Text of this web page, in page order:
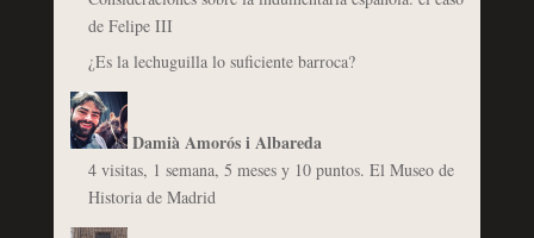
de Felipe III
¿Es la lechuguilla lo suficiente barroca?
Damià Amorós i Albareda
4 visitas, 1 semana, 5 meses y 10 puntos. El Museo de
Historia de Madrid